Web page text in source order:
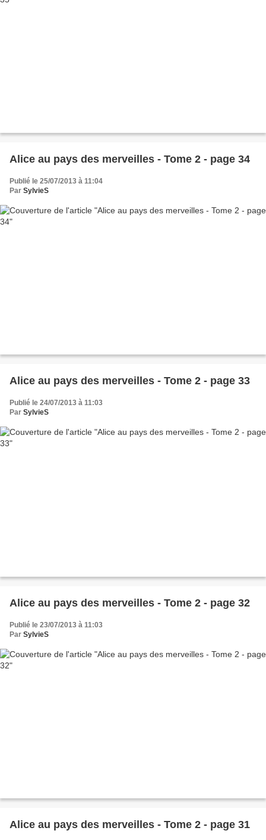
Alice au pays des merveilles - Tome 2 - page 34
Publié le 25/07/2013 à 11:04
Par SylvieS
Alice au pays des merveilles - Tome 2 - page 33
Publié le 24/07/2013 à 11:03
Par SylvieS
Alice au pays des merveilles - Tome 2 - page 32
Publié le 23/07/2013 à 11:03
Par SylvieS
Alice au pays des merveilles - Tome 2 - page 31